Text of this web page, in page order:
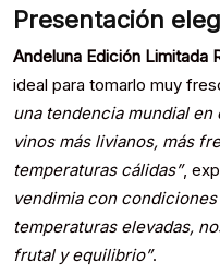
Presentación
Andeluna Edición Limitada
ideal para tomarlo muy
una tendencia mundial
vinos más livianos, más
temperaturas cálidas”,
vendimia con
temperaturas elevadas,
frutal y equilibrio”.